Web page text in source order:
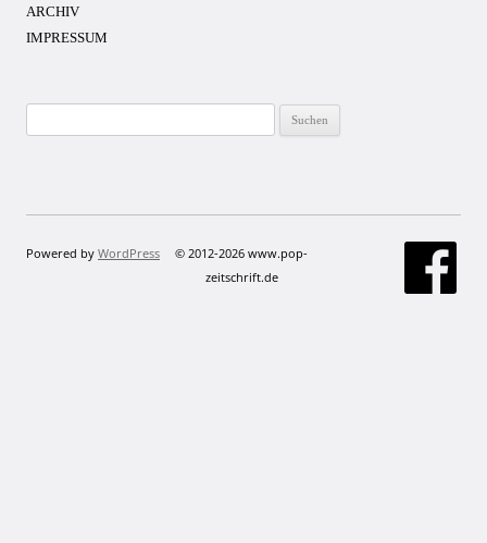
ARCHIV
IMPRESSUM
nach:
Powered by WordPress
© 2012-2026 www.pop-
zeitschrift.de